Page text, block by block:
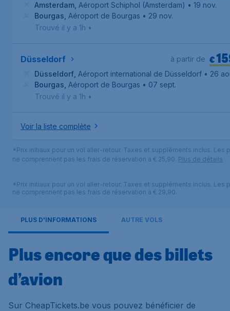
Amsterdam Aéroport Schiphol (Amsterdam) • 19 nov.
Bourgas Aéroport de Bourgas • 29 nov.
Trouvé il y a 1h •
Düsseldorf €
à partir de
Düsseldorf Aéroport international de Düsseldorf • 26
Bourgas Aéroport de Bourgas • 07 sept.
Trouvé il y a 1h •
Voir la liste complète
*Prix initiaux pour un vol aller-retour. Taxes et suppléments inclus. Les
ne comprennent pas les frais de réservation à € 25,90. Plus de détails
*Prix initiaux pour un vol aller-retour. Taxes et suppléments inclus. Les
ne comprennent pas les frais de réservation à € 29,90.
PLUS D'INFORMATIONS AUTRE VOLS
Plus encore que des billets
d’avion
Sur CheapTickets.be vous pouvez bénéficier de